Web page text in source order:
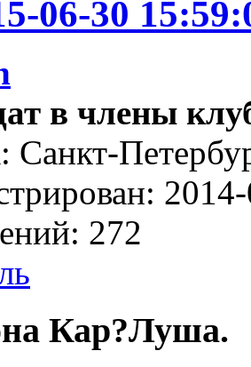
06-30
в члены
Санкт-
272
Кар?Луша.